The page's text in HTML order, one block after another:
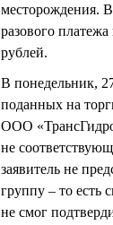
месторождения.
разового
рублей.
В понедельник,
поданных на
ООО
не
заявитель не
группу – то есть
не смог